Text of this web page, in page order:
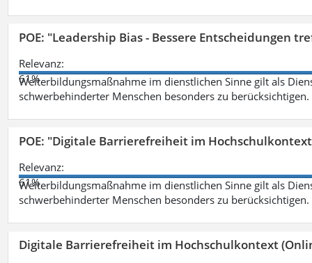
POE: "Leadership Bias - Bessere Entscheidungen
Relevanz:
61%
Weiterbildungsmaßnahme im dienstlichen Sinne gilt als
schwerbehinderter Menschen besonders zu berücksichtigen.
POE: "Digitale Barrierefreiheit im
Relevanz:
61%
Weiterbildungsmaßnahme im dienstlichen Sinne gilt als
schwerbehinderter Menschen besonders zu berücksichtigen.
Digitale Barrierefreiheit im Hochschulkontext